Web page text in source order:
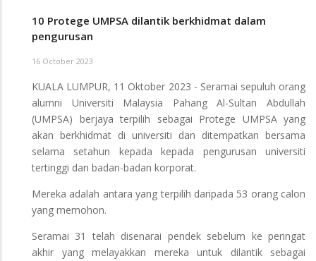
10 Protege UMPSA dilantik berkhidmat dalam
pengurusan
16 October 2023
KUALA LUMPUR, 11 Oktober 2023 - Seramai sepuluh orang
alumni Universiti Malaysia Pahang Al-Sultan Abdullah
(UMPSA) berjaya terpilih sebagai Protege UMPSA yang
akan berkhidmat di universiti dan ditempatkan bersama
selama setahun kepada kepada pengurusan universiti
tertinggi dan badan-badan korporat.
Mereka adalah antara yang terpilih daripada 53 orang calon
yang memohon.
Seramai 31 telah disenarai pendek sebelum ke peringat
akhir yang melayakkan mereka untuk dilantik sebagai